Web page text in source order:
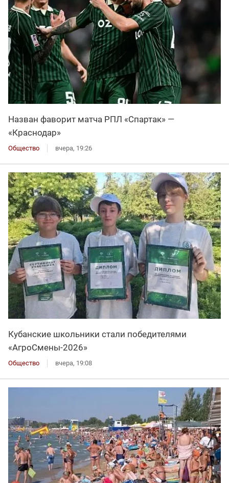
Назван фаворит матча РПЛ «Спартак» —
«Краснодар»
Общество вчера, 19:26
Кубанские школьники стали победителями
«АгроСмены-2026»
Общество вчера, 19:08